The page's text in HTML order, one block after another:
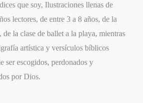
que soy, Ilustraciones llenas de
lectores, de entre 3 a 8 años, de la
la clase de ballet a la playa, mientras
artística y versículos bíblicos
ser escogidos, perdonados y
por Dios.